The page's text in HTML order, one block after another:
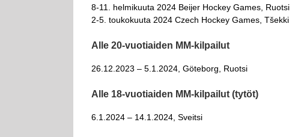
8-11. helmikuuta 2024 Beijer Hockey Games, Ruotsi
2-5. toukokuuta 2024 Czech Hockey Games, Tšekki
Alle 20-vuotiaiden MM-kilpailut
26.12.2023 – 5.1.2024, Göteborg, Ruotsi
Alle 18-vuotiaiden MM-kilpailut (tytöt)
6.1.2024 – 14.1.2024, Sveitsi